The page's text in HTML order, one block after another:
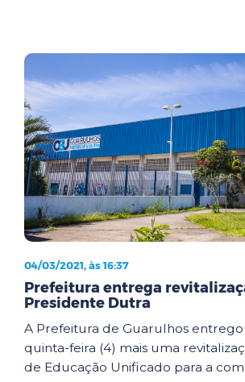
04/03/2021, às 16:37
Prefeitura entrega
Presidente Dutra
A Prefeitura de Guarulhos
quinta-feira (4) mais uma
de Educação Unificado para a